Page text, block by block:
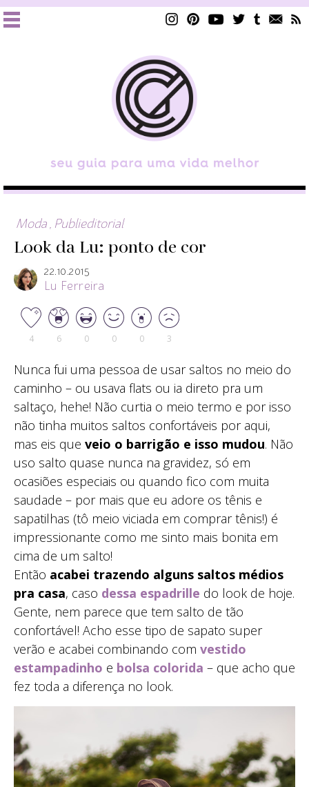
Moda Publieditorial
Look da Lu: ponto de cor
22.10.2015
Lu Ferreira
4 6 0 0 0 3
Nunca fui uma pessoa de usar saltos no meio do
caminho – ou usava flats ou ia direto pra um
saltaço, hehe! Não curtia o meio termo e por isso
não tinha muitos saltos confortáveis por aqui,
mas eis que veio o barrigão e isso mudou. Não
uso salto quase nunca na gravidez, só em
ocasiões especiais ou quando fico com muita
saudade – por mais que eu adore os tênis e
sapatilhas (tô meio viciada em comprar tênis!) é
impressionante como me sinto mais bonita em
cima de um salto!
Então acabei trazendo alguns saltos médios
pra casa, caso dessa espadrille do look de hoje.
Gente, nem parece que tem salto de tão
confortável! Acho esse tipo de sapato super
verão e acabei combinando com vestido
estampadinho e bolsa colorida – que acho que
fez toda a diferença no look.